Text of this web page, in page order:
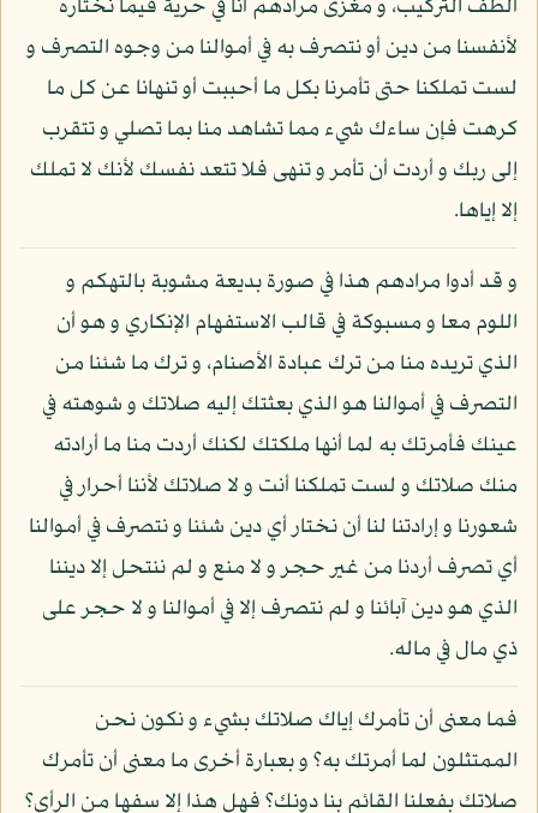
ألطف التركيب، و مغزى مرادهم أنا في حرية فيما نختاره
لأنفسنا من دين أو نتصرف به في أموالنا من وجوه التصرف و
لست تملكنا حتى تأمرنا بكل ما أحببت أو تنهانا عن كل ما
كرهت فإن ساءك شيء مما تشاهد منا بما تصلي و تتقرب
إلى ربك و أردت أن تأمر و تنهى فلا تتعد نفسك لأنك لا تملك
إلا إياها.
و قد أدوا مرادهم هذا في صورة بديعة مشوبة بالتهكم و
اللوم معا و مسبوكة في قالب الاستفهام الإنكاري و هو أن
الذي تريده منا من ترك عبادة الأصنام، و ترك ما شئنا من
التصرف في أموالنا هو الذي بعثتك إليه صلاتك و شوهته في
عينك فأمرتك به لما أنها ملكتك لكنك أردت منا ما أرادته
منك صلاتك و لست تملكنا أنت و لا صلاتك لأننا أحرار في
شعورنا و إرادتنا لنا أن نختار أي دين شئنا و نتصرف في أموالنا
أي تصرف أردنا من غير حجر و لا منع و لم ننتحل إلا ديننا
الذي هو دين آبائنا و لم نتصرف إلا في أموالنا و لا حجر على
ذي مال في ماله.
فما معنى أن تأمرك إياك صلاتك بشيء و نكون نحن
الممتثلون لما أمرتك به؟ و بعبارة أخرى ما معنى أن تأمرك
صلاتك بفعلنا القائم بنا دونك؟ فهل هذا إلا سفها من الرأي؟